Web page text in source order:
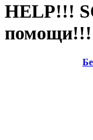
HELP!!!
помощи!!!